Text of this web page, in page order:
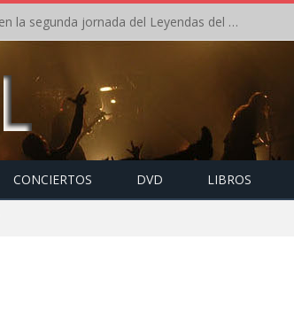
Crónica: Arch Enemy brilla en la segunda jornada del Leyendas del Rock – Jueves – Agosto 2026
CONCIERTOS DVD LIBROS